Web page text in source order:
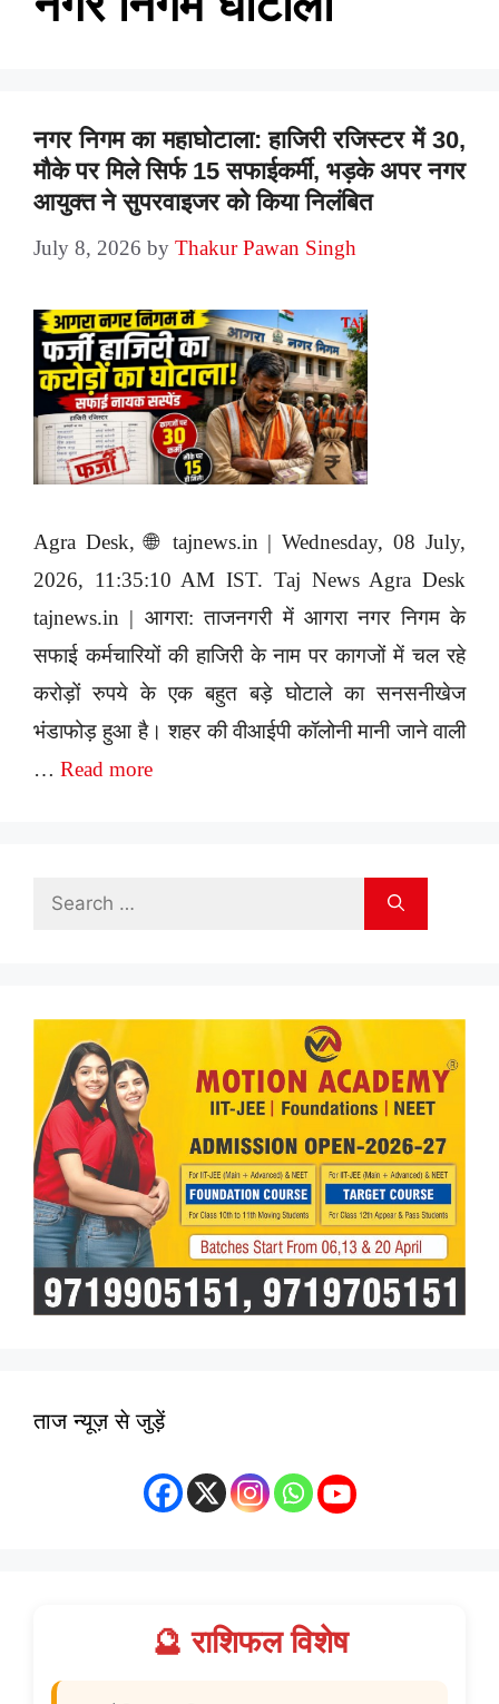
नगर निगम का महाघोटाला: हाजिरी रजिस्टर में 30,
मौके पर मिले सिर्फ 15 सफाईकर्मी, भड़के अपर नगर
आयुक्त ने सुपरवाइजर को किया निलंबित
July 8, 2026 by Thakur Pawan Singh
Agra Desk, 🌐 tajnews.in | Wednesday, 08 July,
2026, 11:35:10 AM IST. Taj News Agra Desk
tajnews.in | आगरा: ताजनगरी में आगरा नगर निगम के
सफाई कर्मचारियों की हाजिरी के नाम पर कागजों में चल रहे
करोड़ों रुपये के एक बहुत बड़े घोटाले का सनसनीखेज
भंडाफोड़ हुआ है। शहर की वीआईपी कॉलोनी मानी जाने वाली
… Read more
Search
ताज न्यूज़ से जुड़ें
🔮 राशिफल विशेष